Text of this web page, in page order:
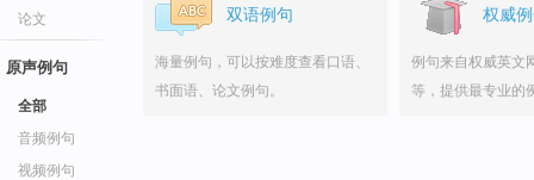
论文
原声例句
全部
音频例句
视频例句
双语例句
海量例句，可以按难度查看口语、
书面语、论文例句。
权威
例句来自权威英文
等，提供最专业的